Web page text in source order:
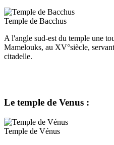
Temple de Bacchus
A l'angle sud-est du temple une
Mamelouks, au XV°siècle,
citadelle.
Le temple de Venus :
Temple de Vénus